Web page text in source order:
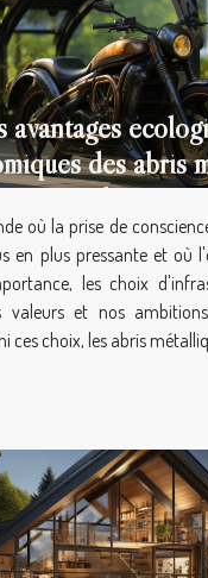
avantages
des abris
pour vélos et
où la prise de
en plus pressante et où
les choix
valeurs et nos
ces choix, les abris